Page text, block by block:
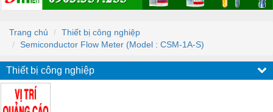
Trang chủ
Thiết bị công nghiệp
Semiconductor Flow Meter (Model : CSM-1A-S)
Thiết bị công nghiệp